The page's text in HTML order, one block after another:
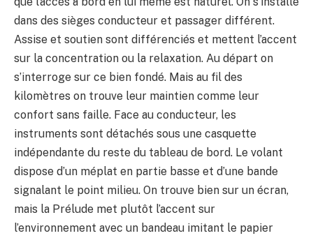
dans des sièges conducteur et passager différent.
Assise et soutien sont différenciés et mettent l’accent
sur la concentration ou la relaxation. Au départ on
s’interroge sur ce bien fondé. Mais au fil des
kilomètres on trouve leur maintien comme leur
confort sans faille. Face au conducteur, les
instruments sont détachés sous une casquette
indépendante du reste du tableau de bord. Le volant
dispose d’un méplat en partie basse et d’une bande
signalant le point milieu. On trouve bien sur un écran,
mais la Prélude met plutôt l’accent sur
l’environnement avec un bandeau imitant le papier